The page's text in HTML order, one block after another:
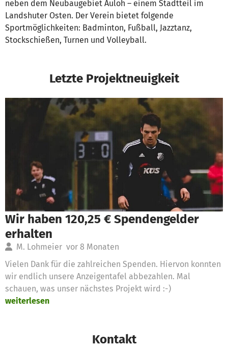
neben dem Neubaugebiet Auloh – einem Stadtteil im
Landshuter Osten. Der Verein bietet folgende
Sportmöglichkeiten: Badminton, Fußball, Jazztanz,
Stockschießen, Turnen und Volleyball.
Letzte Projektneuigkeit
Wir haben 120,25 € Spendengelder
erhalten
M. Lohmeier vor 8 Monaten
Vielen Dank für die zahlreichen Spenden. Hiervon konnten
wir endlich unsere Anzeigentafel abbezahlen. Mal
schauen, was unser nächstes Projekt wird :-)
weiterlesen
Kontakt